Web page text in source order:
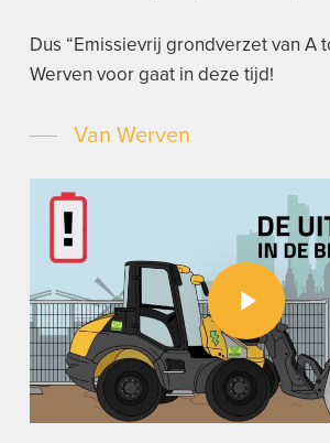
Dus “Emissievrij grondverzet van A
Werven voor gaat in deze tijd!
Van Werven
Play Video